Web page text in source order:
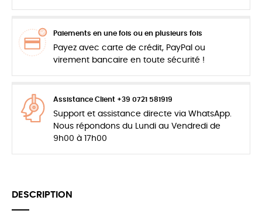
Paiements en une fois ou en plusieurs fois
Payez avec carte de crédit, PayPal ou
virement bancaire en toute sécurité !
Assistance Client +39 0721 581919
Support et assistance directe via WhatsApp.
Nous répondons du Lundi au Vendredi de
9h00 à 17h00
DESCRIPTION